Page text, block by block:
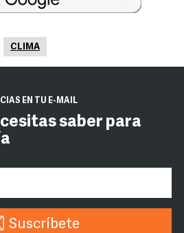
CLIMA
EN TU E-MAIL
saber para
Suscríbete